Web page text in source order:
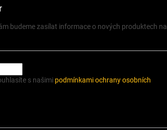
budeme zasílat informace o nových produktech na
s našimi podmínkami ochrany osobních